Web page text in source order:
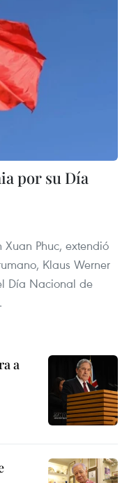
por su Día
Phuc, extendió
Klaus Werner
Día Nacional de
a